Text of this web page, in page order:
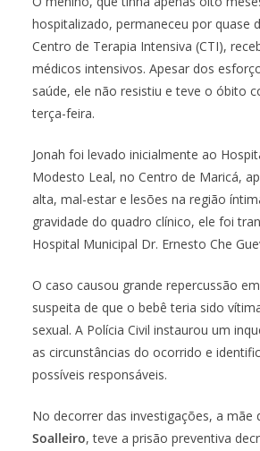
hospitalizado, permaneceu por quase
Centro de Terapia Intensiva (CTI),
médicos intensivos. Apesar dos
saúde, ele não resistiu e teve o óbito
terça-feira.
Jonah foi levado inicialmente ao
Modesto Leal, no Centro de Maricá,
alta, mal-estar e lesões na região
gravidade do quadro clínico, ele foi
Hospital Municipal Dr. Ernesto Che
O caso causou grande repercussão
suspeita de que o bebê teria sido
sexual. A Polícia Civil instaurou um
as circunstâncias do ocorrido e
possíveis responsáveis.
No decorrer das investigações, a mãe
Soalleiro, teve a prisão preventiva